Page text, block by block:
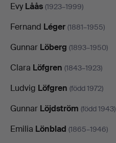
EvyLåås (1923–1999)
Fernand Léger (1881–1955)
Gunnar Löberg (1893–1950)
Clara Löfgren (1843–1923)
Ludvig Löfgren (född 1972)
Gunnar Löjdström (född 1943)
Emilia Lönblad (1865–1946)